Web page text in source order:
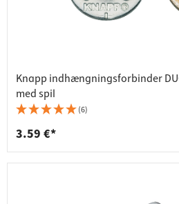
Knapp indhængningsforbinder
med spil
(6)
3.59 €*